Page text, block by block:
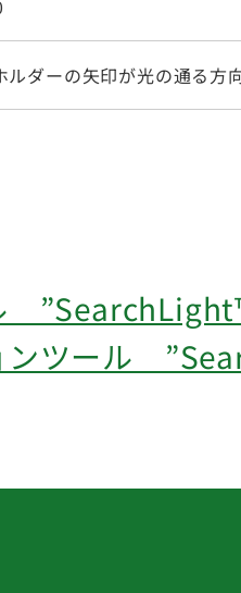
ルダーの矢印が光の通る方
ンツール